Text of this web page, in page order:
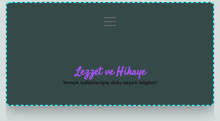
menüyü
aç
Lezzet ve Hikaye
Yemek kültürleriyle dolu neşeli bilgiler!